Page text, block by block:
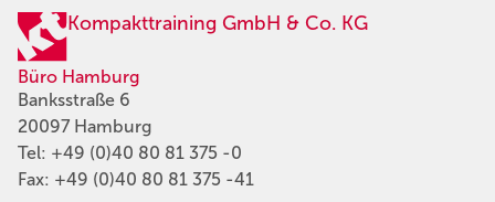
Kompakttraining GmbH & Co. KG
Büro Hamburg
Banksstraße 6
20097 Hamburg
Tel: +49 (0)40 80 81 375 -0
Fax: +49 (0)40 80 81 375 -41